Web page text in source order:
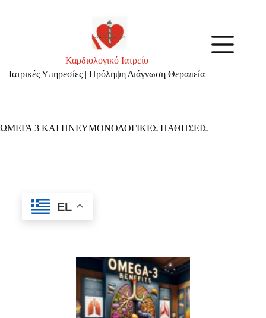
Καρδιολογικό Ιατρείο
Ιατρικές Υπηρεσίες | Πρόληψη Διάγνωση Θεραπεία
ΩΜΕΓΑ 3 ΚΑΙ ΠΝΕΥΜΟΝΟΛΟΓΙΚΕΣ ΠΑΘΗΣΕΙΣ
EL